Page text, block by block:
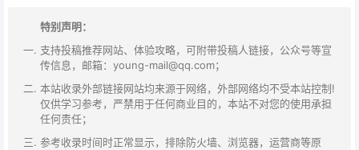
特别声明：
支持投稿推荐网站、体验攻略，可附带投稿人链接，公众号等宣
传信息，邮箱：young-mail@qq.com；
本站收录外部链接网站均来源于网络，外部网络均不受本站控制!
仅供学习参考，严禁用于任何商业目的，本站不对您的使用承担
任何责任；
参考收录时间时正常显示，排除防火墙、浏览器，运营商等原